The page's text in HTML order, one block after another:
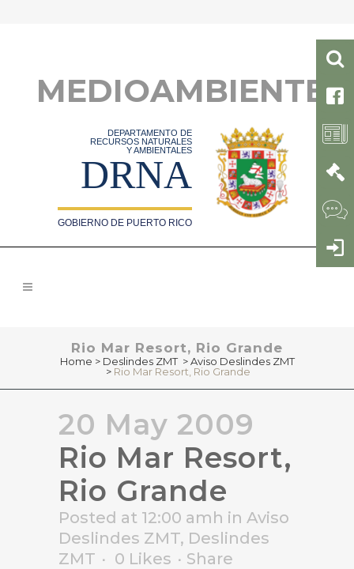
MEDIOAMBIENTE
DEPARTAMENTO DE
RECURSOS NATURALES
Y AMBIENTALES
DRNA
GOBIERNO DE PUERTO RICO
Rio Mar Resort, Rio Grande
Home > Deslindes ZMT >Aviso Deslindes ZMT
> Rio Mar Resort, Rio Grande
20 May 2009
Rio Mar Resort,
Rio Grande
Posted at 12:00 amh in Aviso
Deslindes ZMT, Deslindes
ZMT
0 Likes
Share